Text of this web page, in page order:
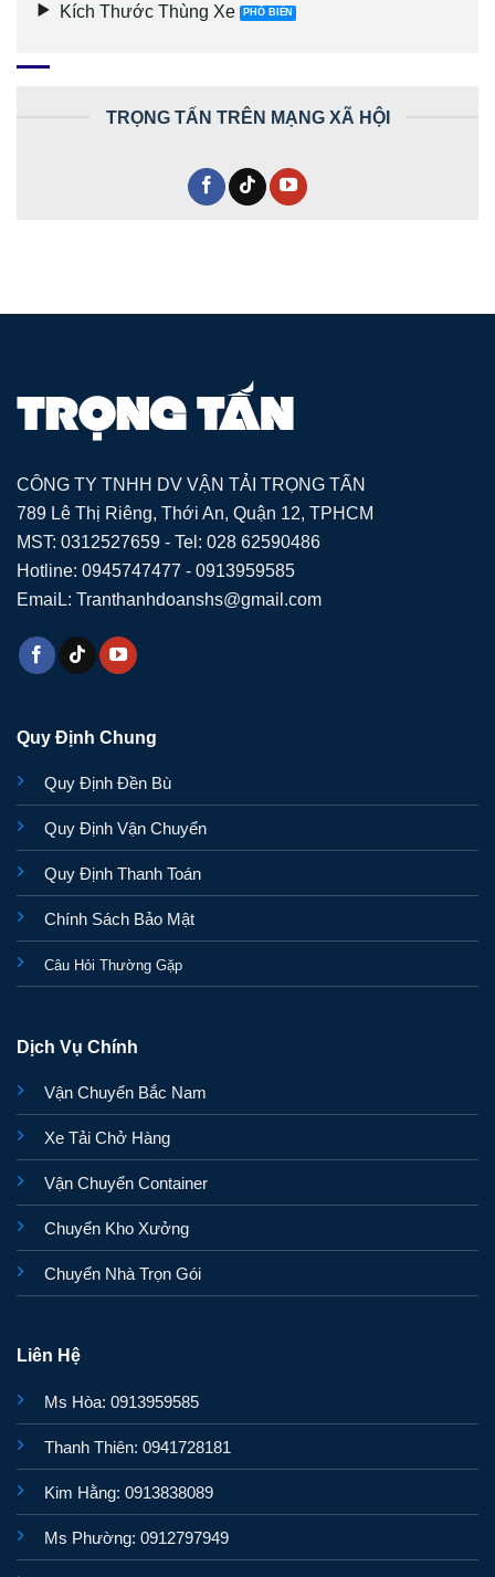
Kích Thước Thùng Xe
TRỌNG TẤN TRÊN MẠNG XÃ HỘI
CÔNG TY TNHH DV VẬN TẢI TRỌNG TẤN
789 Lê Thị Riêng, Thới An, Quận 12, TPHCM
MST: 0312527659 - Tel: 028 62590486
Hotline: 0945747477 - 0913959585
EmaiL: Tranthanhdoanshs@gmail.com
Quy Định Chung
Quy Định Đền Bù
Quy Định Vận Chuyển
Quy Định Thanh Toán
Chính Sách Bảo Mật
Câu Hỏi Thường Gặp
Dịch Vụ Chính
Vận Chuyển Bắc Nam
Xe Tải Chở Hàng
Vận Chuyển Container
Chuyển Kho Xưởng
Chuyển Nhà Trọn Gói
Liên Hệ
Ms Hòa: 0913959585
Thanh Thiên: 0941728181
Kim Hằng: 0913838089
Ms Phường: 0912797949